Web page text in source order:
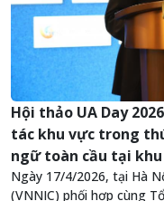
Hội thảo UA Day
tác khu vực trong
ngữ toàn cầu tại khu
Ngày 17/4/2026, tại Hà
(VNNIC) phối hợp cùng